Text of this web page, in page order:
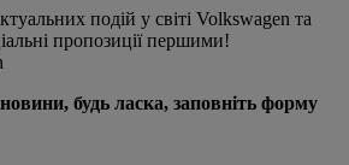
подій у світі Volkswagen та
пропозиції першими!
будь ласка, заповніть форму